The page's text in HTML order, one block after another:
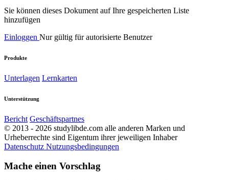
Sie können dieses Dokument auf Ihre gespeicherten Liste
hinzufügen
Einloggen Nur gültig für autorisierte Benutzer
Produkte
Unterlagen Lernkarten
Unterstützung
Bericht Geschäftspartnes
© 2013 - 2026 studylibde.com alle anderen Marken und
Urheberrechte sind Eigentum ihrer jeweiligen Inhaber
Datenschutz Nutzungsbedingungen
Mache einen Vorschlag